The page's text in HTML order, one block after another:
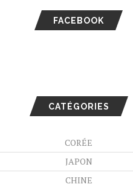
FACEBOOK
CATÉGORIES
CORÉE
JAPON
CHINE